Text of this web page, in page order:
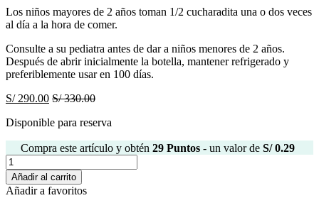
Los niños mayores de 2 años toman 1/2 cucharadita una o dos veces
al día a la hora de comer.
Consulte a su pediatra antes de dar a niños menores de 2 años.
Después de abrir inicialmente la botella, mantener refrigerado y
preferiblemente usar en 100 días.
S/290.00 S/330.00
Disponible para reserva
Compra este artículo y obtén 29 Puntos - un valor de S/0.29
Carlson
Omega
3,
Añadir al carrito
Añadir a favoritos